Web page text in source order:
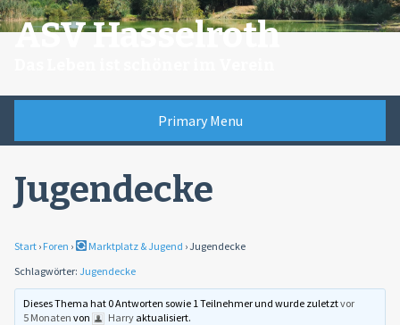
Skip
toASV Hasselroth
Primary Menu
Jugendecke
Start › Foren › Marktplatz & Jugend ›Jugendecke
Schlagwörter: Jugendecke
Dieses Thema hat 0 Antworten sowie 1 Teilnehmer und wurde zuletztvor
5 Monaten von Harryaktualisiert.